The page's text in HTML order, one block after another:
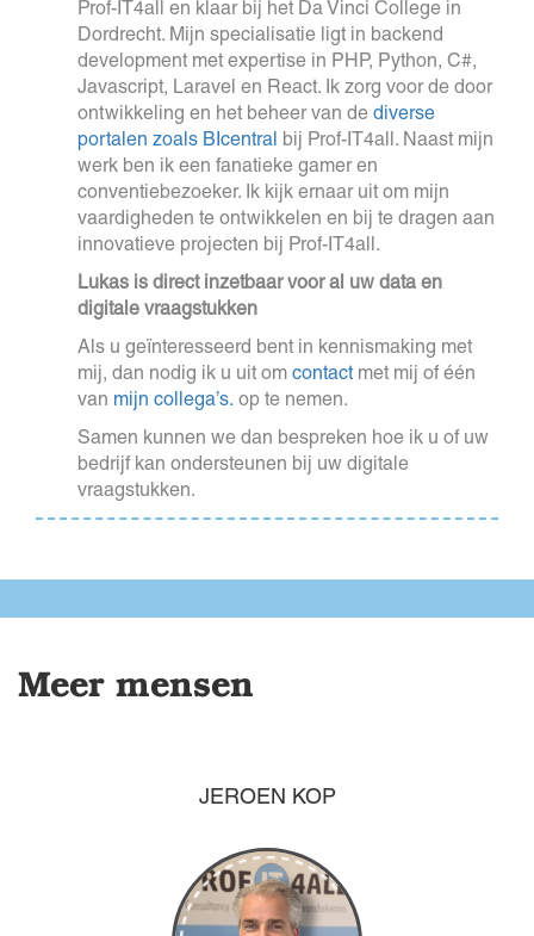
Prof-IT4all en klaar bij het Da Vinci College in
Dordrecht. Mijn specialisatie ligt in backend
development met expertise in PHP, Python, C#,
Javascript, Laravel en React. Ik zorg voor de door
ontwikkeling en het beheer van de diverse
portalen zoals BIcentral bij Prof-IT4all. Naast mijn
werk ben ik een fanatieke gamer en
conventiebezoeker. Ik kijk ernaar uit om mijn
vaardigheden te ontwikkelen en bij te dragen aan
innovatieve projecten bij Prof-IT4all.
Lukas is direct inzetbaar voor al uw data en
digitale vraagstukken
Als u geïnteresseerd bent in kennismaking met
mij, dan nodig ik u uit om contact met mij of één
van mijn collega’s. op te nemen.
Samen kunnen we dan bespreken hoe ik u of uw
bedrijf kan ondersteunen bij uw digitale
vraagstukken.
Meer mensen
JEROEN KOP